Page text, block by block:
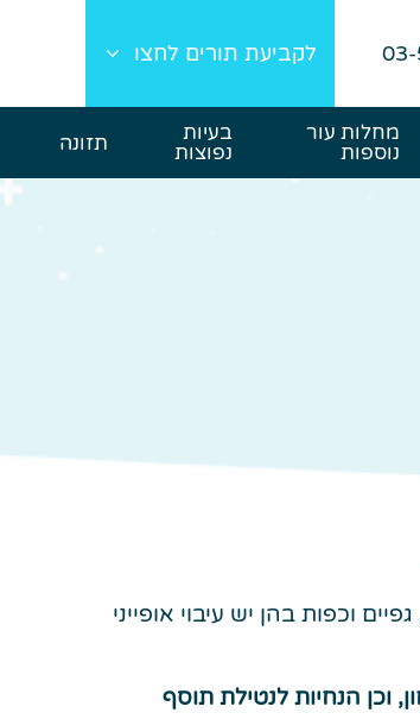
לקביעת תורים לחצו
מחלות עור
נוספות
בעיות
נפוצות
תזונה
וכפות בהן יש עיבוי אופייני
וכן הנחיות לנטילת תוסף